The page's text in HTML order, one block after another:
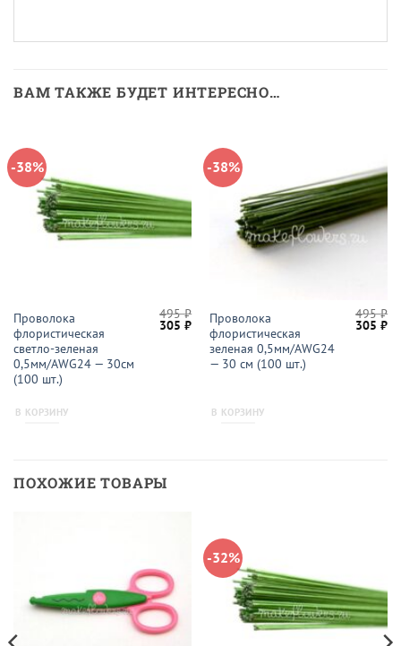
ВАМ ТАКЖЕ БУДЕТ ИНТЕРЕСНО…
-38%
Проволока
флористическая
светло-зеленая
0,5мм/AWG24 — 30см
(100 шт.)
495₽
Первоначальная
составляла
305₽Текущая
цена:
305 ₽.
В КОРЗИНУ
-38%
Проволока
флористическая
зеленая 0,5мм/AWG24
— 30 см (100 шт.)
495₽
305₽
В КОРЗИНУ
ПОХОЖИЕ ТОВАРЫ
-32%